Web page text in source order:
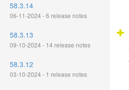
58.3.14
06-11-2024 - 6 release notes
58.3.13
09-10-2024 - 14 release notes
58.3.12
03-10-2024 - 1 release notes